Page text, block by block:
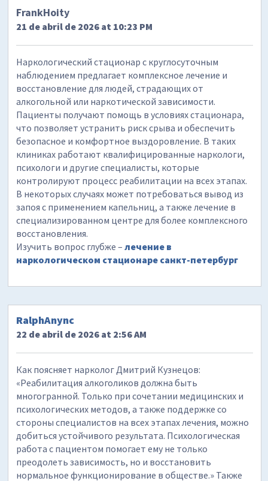
FrankHoity
21 de abril de 2026 at 10:23 PM
Наркологический стационар с круглосуточным
наблюдением предлагает комплексное лечение и
восстановление для людей, страдающих от
алкогольной или наркотической зависимости.
Пациенты получают помощь в условиях стационара,
что позволяет устранить риск срыва и обеспечить
безопасное и комфортное выздоровление. В таких
клиниках работают квалифицированные наркологи,
психологи и другие специалисты, которые
контролируют процесс реабилитации на всех этапах.
В некоторых случаях может потребоваться вывод из
запоя с применением капельниц, а также лечение в
специализированном центре для более комплексного
восстановления.
Изучить вопрос глубже –лечение в
наркологическом стационаре санкт-петербург
RalphAnync
22 de abril de 2026 at 2:56 AM
Как поясняет нарколог Дмитрий Кузнецов:
«Реабилитация алкоголиков должна быть
многогранной. Только при сочетании медицинских и
психологических методов, а также поддержке со
стороны специалистов на всех этапах лечения, можно
добиться устойчивого результата. Психологическая
работа с пациентом помогает ему не только
преодолеть зависимость, но и восстановить
нормальное функционирование в обществе.» Также